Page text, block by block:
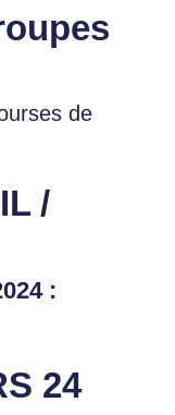
de
/
:
24